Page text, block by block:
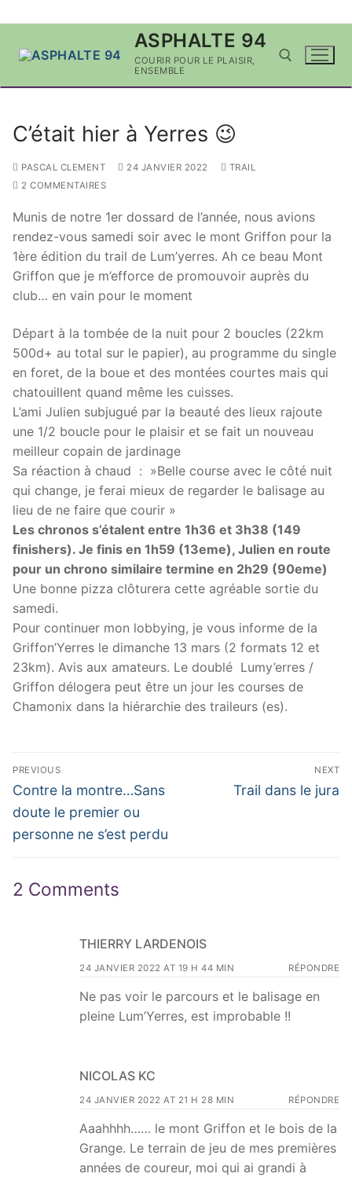
ASPHALTE 94
COURIR POUR LE PLAISIR,
ENSEMBLE
C’était hier à Yerres 😉
PASCAL CLEMENT 24 JANVIER 2022
TRAIL
2 COMMENTAIRES
Munis de notre 1er dossard de l’année, nous avions
rendez-vous samedi soir avec le mont Griffon pour la
1ère édition du trail de Lum’yerres. Ah ce beau Mont
Griffon que je m’efforce de promouvoir auprès du
club… en vain pour le moment
Départ à la tombée de la nuit pour 2 boucles (22km
500d+ au total sur le papier), au programme du single
en foret, de la boue et des montées courtes mais qui
chatouillent quand même les cuisses.
L’ami Julien subjugué par la beauté des lieux rajoute
une 1/2 boucle pour le plaisir et se fait un nouveau
meilleur copain de jardinage
Sa réaction à chaud : »Belle course avec le côté nuit
qui change, je ferai mieux de regarder le balisage au
lieu de ne faire que courir »
Les chronos s’étalent entre 1h36 et 3h38 (149
finishers). Je finis en 1h59 (13eme), Julien en route
pour un chrono similaire termine en 2h29 (90eme)
Une bonne pizza clôturera cette agréable sortie du
samedi.
Pour continuer mon lobbying, je vous informe de la
Griffon’Yerres le dimanche 13 mars (2 formats 12 et
23km). Avis aux amateurs. Le doublé Lumy’erres /
Griffon délogera peut être un jour les courses de
Chamonix dans la hiérarchie des traileurs (es).
Navigation
de
l’article
PREVIOUS
Previous
post:
Contre la montre…Sans
doute le premier ou
personne ne s’est perdu
NEXT
Next
Trail dans le jura
2 Comments
THIERRY LARDENOIS
24 JANVIER 2022 AT 19 H 44 MIN RÉPONDRE
Ne pas voir le parcours et le balisage en
pleine Lum’Yerres, est improbable !!
NICOLAS KC
24 JANVIER 2022 AT 21 H 28 MIN RÉPONDRE
Aaahhhh…… le mont Griffon et le bois de la
Grange. Le terrain de jeu de mes premières
années de coureur, moi qui ai grandi à